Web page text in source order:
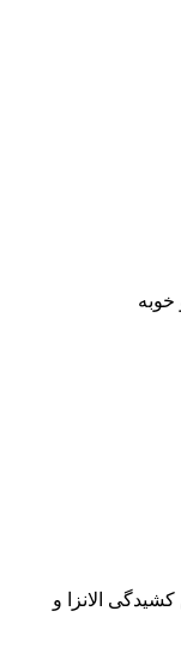
الانزا و